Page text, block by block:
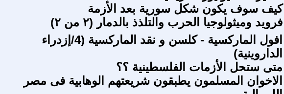
كيف سوف يكون شكل سورية بعد الأزمة
فرويد وميثولوجيا الحرب والتلذذ بالدمار (٢ من ٢)
افول الماركسية - كلسن و نقد الماركسية (4/إزدراء
الداروينية)
متى ستحل الأزمات الفلسطينية ؟؟
الاخوان المسلمون يطبقون شريعتهم الوهابية فى مصر